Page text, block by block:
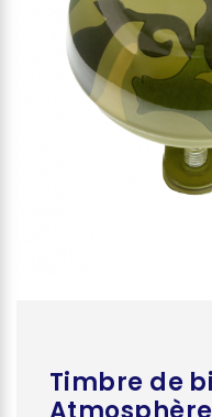
Timbre de